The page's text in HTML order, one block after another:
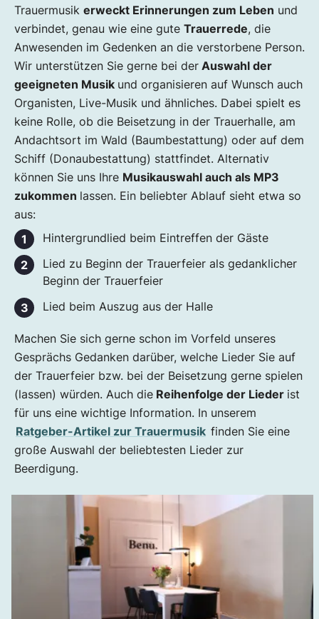
Trauermusik erweckt Erinnerungen zum Leben und
verbindet, genau wie eine gute Trauerrede, die
Anwesenden im Gedenken an die verstorbene Person.
Wir unterstützen Sie gerne bei der Auswahl der
geeigneten Musik und organisieren auf Wunsch auch
Organisten, Live-Musik und ähnliches. Dabei spielt es
keine Rolle, ob die Beisetzung in der Trauerhalle, am
Andachtsort im Wald (Baumbestattung) oder auf dem
Schiff (Donaubestattung) stattfindet. Alternativ
können Sie uns Ihre Musikauswahl auch als MP3
zukommen lassen. Ein beliebter Ablauf sieht etwa so
aus:
Hintergrundlied beim Eintreffen der Gäste
Lied zu Beginn der Trauerfeier als gedanklicher
Beginn der Trauerfeier
Lied beim Auszug aus der Halle
Machen Sie sich gerne schon im Vorfeld unseres
Gesprächs Gedanken darüber, welche Lieder Sie auf
der Trauerfeier bzw. bei der Beisetzung gerne spielen
(lassen) würden. Auch die Reihenfolge der Lieder ist
für uns eine wichtige Information. In unserem
Ratgeber-Artikel zur Trauermusik finden Sie eine
große Auswahl der beliebtesten Lieder zur
Beerdigung.